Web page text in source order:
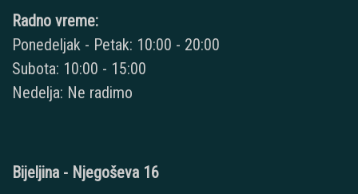
Radno vreme:
Ponedeljak - Petak: 10:00 - 20:00
Subota: 10:00 - 15:00
Nedelja: Ne radimo
Bijeljina - Njegoševa 16